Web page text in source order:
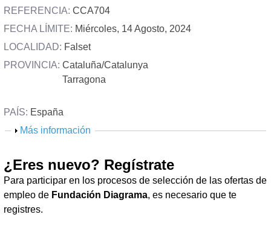
s
e
c
u
a
r
o
REFERENCIA: CCA704
FECHA LÍMITE: Miércoles, 14 Agosto, 2024
LOCALIDAD: Falset
PROVINCIA: Cataluña/Catalunya
Tarragona
PAÍS: España
M
s
Más información
¿Eres nuevo? Regístrate
Para participar en los procesos de selección de las ofertas de
empleo de Fundación Diagrama, es necesario que te
registres.